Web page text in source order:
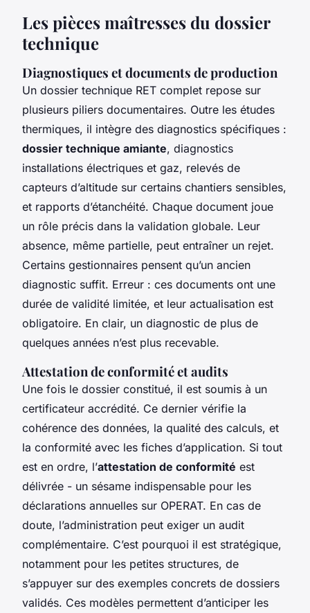
Les pièces maîtresses du dossier
technique
Diagnostiques et documents de production
Un dossier technique RET complet repose sur
plusieurs piliers documentaires. Outre les études
thermiques, il intègre des diagnostics spécifiques :
dossier technique amiante, diagnostics
installations électriques et gaz, relevés de
capteurs d’altitude sur certains chantiers sensibles,
et rapports d’étanchéité. Chaque document joue
un rôle précis dans la validation globale. Leur
absence, même partielle, peut entraîner un rejet.
Certains gestionnaires pensent qu’un ancien
diagnostic suffit. Erreur : ces documents ont une
durée de validité limitée, et leur actualisation est
obligatoire. En clair, un diagnostic de plus de
quelques années n’est plus recevable.
Attestation de conformité et audits
Une fois le dossier constitué, il est soumis à un
certificateur accrédité. Ce dernier vérifie la
cohérence des données, la qualité des calculs, et
la conformité avec les fiches d’application. Si tout
est en ordre, l’attestation de conformité est
délivrée - un sésame indispensable pour les
déclarations annuelles sur OPERAT. En cas de
doute, l’administration peut exiger un audit
complémentaire. C’est pourquoi il est stratégique,
notamment pour les petites structures, de
s’appuyer sur des exemples concrets de dossiers
validés. Ces modèles permettent d’anticiper les